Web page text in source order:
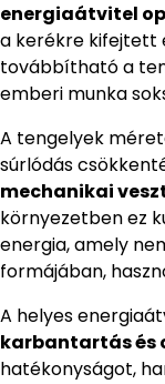
energiaátvitel
a kerékre kifejtett
továbbítható a
emberi munka
A tengelyek
súrlódás
mechanikai
környezetben ez
energia, amely
formájában,
A helyes
karbantartás és
hatékonyságot,